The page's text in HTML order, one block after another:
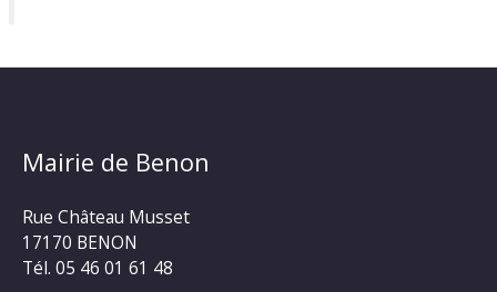
Mairie de Benon
Rue Château Musset
17170 BENON
Tél. 05 46 01 61 48